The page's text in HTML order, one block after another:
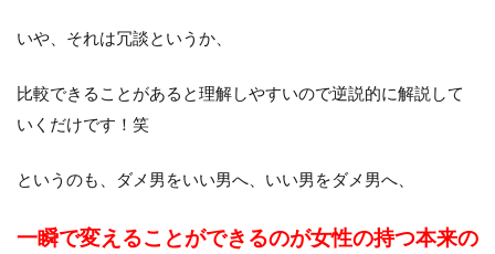
いや、それは冗談というか、
比較できることがあると理解しやすいので逆説的に解説して
いくだけです！笑
というのも、ダメ男をいい男へ、いい男をダメ男へ、
一瞬で変えることができるのが女性の持つ本来の